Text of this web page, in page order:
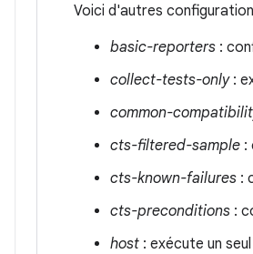
Voici d'autres
basic-reporters :
collect-tests-only:
common-
cts-filtered-sample :
cts-known-failures :
cts-preconditions :
host : exécute un